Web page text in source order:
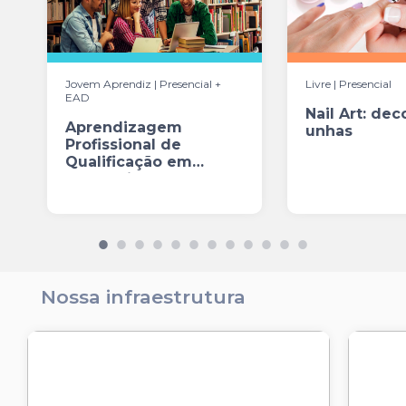
Jovem Aprendiz | Presencial +
EAD
Aprendizagem
Profissional de
Qualificação em
Comércio de bens, ...
Livre | Presencial
Nail Art:
unhas
Nossa infraestrutura